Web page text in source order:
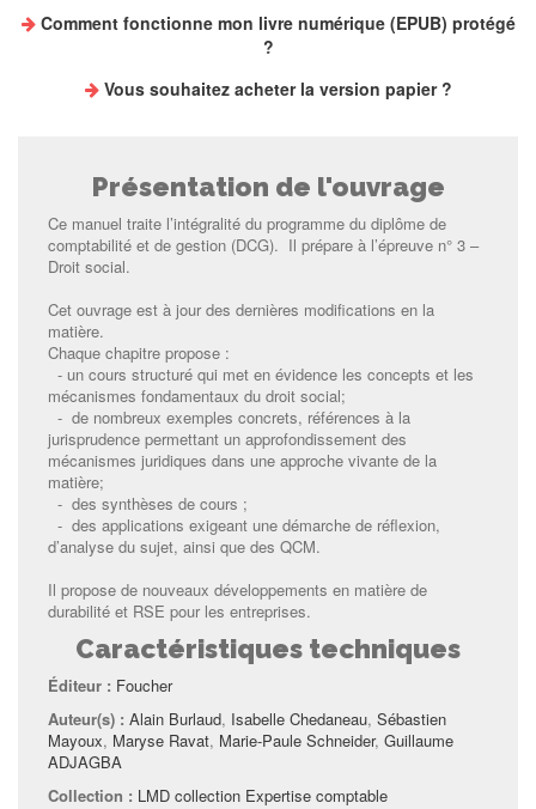
Comment fonctionne mon livre numérique (EPUB) protégé
?
Vous souhaitez acheter la version papier?
Présentation de l'ouvrage
Ce manuel traite l’intégralité du programme du diplôme de
comptabilité et de gestion (DCG). Il prépare à l’épreuve n° 3 –
Droit social.
Cet ouvrage est à jour des dernières modifications en la
matière.
Chaque chapitre propose :
- un cours structuré qui met en évidence les concepts et les
mécanismes fondamentaux du droit social;
- de nombreux exemples concrets, références à la
jurisprudence permettant un approfondissement des
mécanismes juridiques dans une approche vivante de la
matière;
- des synthèses de cours ;
- des applications exigeant une démarche de réflexion,
d’analyse du sujet, ainsi que des QCM.
Il propose de nouveaux développements en matière de
durabilité et RSE pour les entreprises.
Caractéristiques techniques
Éditeur : Foucher
Auteur(s) : Alain Burlaud, Isabelle Chedaneau, Sébastien
Mayoux, Maryse Ravat, Marie-Paule Schneider, Guillaume
ADJAGBA
Collection : LMD collection Expertise comptable